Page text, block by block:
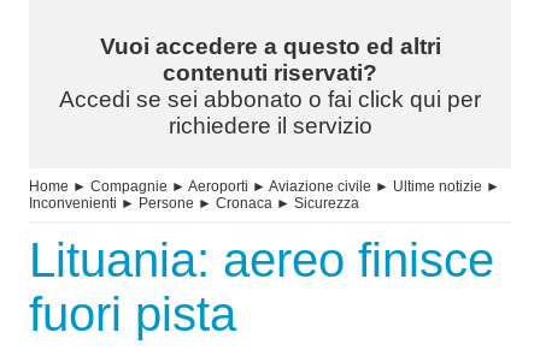
Vuoi accedere a questo ed altri
contenuti riservati?
Accedi se sei abbonato o fai click qui per
richiedere il servizio
Home ► Compagnie ► Aeroporti ► Aviazione civile ► Ultime notizie ►
Inconvenienti ► Persone ► Cronaca ► Sicurezza
Lituania: aereo finisce
fuori pista